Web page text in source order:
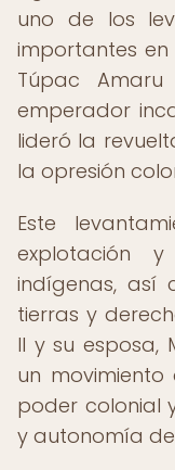
uno de los
importantes
Túpac
emperador
lideró la
la opresión
Este
explotación
indígenas, así
tierras y
II y su esposa,
un
poder colonial
y autonomía